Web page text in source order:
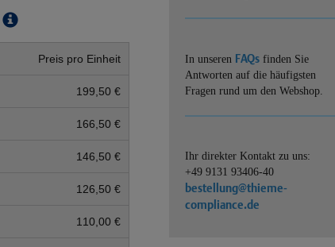
Preis pro Einheit
199,50 €
166,50 €
146,50 €
126,50 €
110,00 €
In unseren FAQs finden Sie
Antworten auf die häufigsten
Fragen rund um den Webshop.
Ihr direkter Kontakt zu uns:
+49 9131 93406-40
bestellung@thieme-
compliance.de